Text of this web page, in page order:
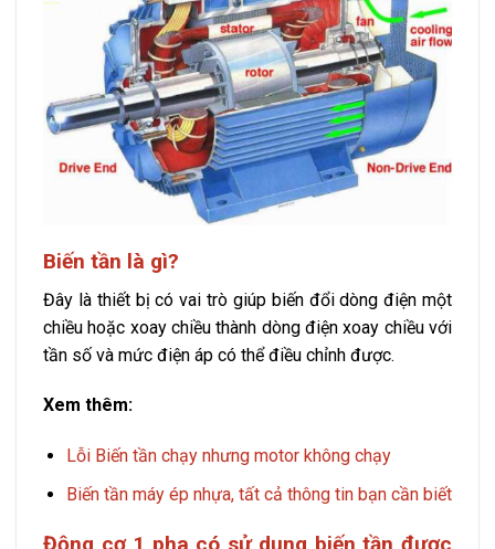
Biến tần là gì?
Đây là thiết bị có vai trò giúp biến đổi dòng điện một
chiều hoặc xoay chiều thành dòng điện xoay chiều với
tần số và mức điện áp có thể điều chỉnh được.
Xem thêm:
Lỗi Biến tần chạy nhưng motor không chạy
Biến tần máy ép nhựa, tất cả thông tin bạn cần biết
Động cơ 1 pha có sử dụng biến tần được